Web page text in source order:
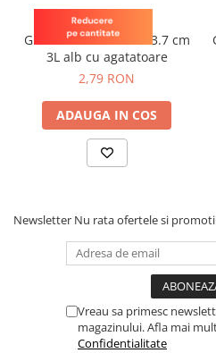
Teku
Ghiveci rotund 21 x 13.7 cm
3L alb cu agatatoare
2,79 RON
ADAUGA IN COS
Newsletter Nu rata ofertele si
Vreau sa primesc
magazinului. Afla mai
Confidentialitate